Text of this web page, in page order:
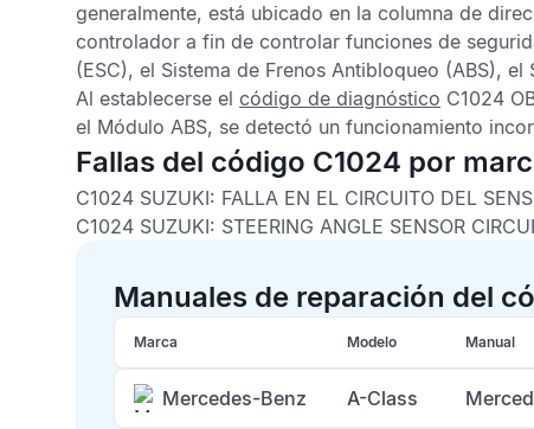
generalmente, está ubicado en la columna de
controlador a fin de controlar funciones de
(ESC), el Sistema de Frenos Antibloqueo (ABS), el
Al establecerse el código de diagnóstico C1024
el Módulo ABS, se detectó un funcionamiento
Fallas del código C1024 por
C1024 SUZUKI: FALLA EN EL CIRCUITO DEL
C1024 SUZUKI: STEERING ANGLE SENSOR
Manuales de reparación del
Marca Modelo Manual
Mercedes-Benz A-Class